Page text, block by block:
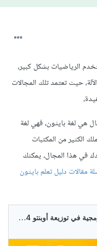
الرياضيات بشكل كبير،
حيث تعتمد تلك المجالات
هي لغة بايثون، فهي لغة
الكثير من المكتبات
في هذا المجال، يمكنك
مقالات دليل تعلم بايثون